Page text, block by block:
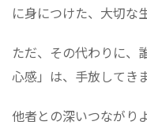
に身につけた、大切な
ただ、その代わりに、
心感」は、手放してき
他者との深いつながり